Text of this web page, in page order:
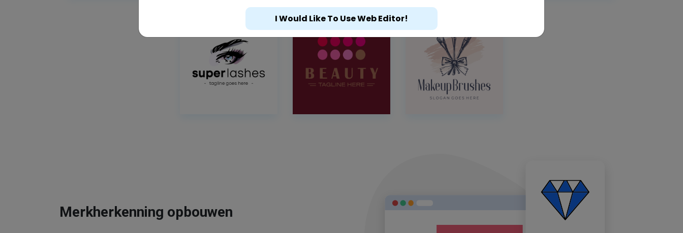
Merkherkenning opbouwen
I Would Like To Use Web Editor!